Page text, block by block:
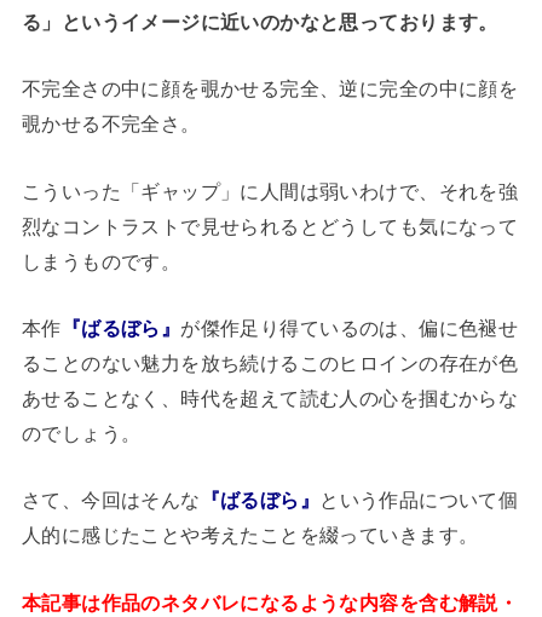
る」というイメージに近いのかなと思っております。
不完全さの中に顔を覗かせる完全、逆に完全の中に顔を
覗かせる不完全さ。
こういった「ギャップ」に人間は弱いわけで、それを強
烈なコントラストで見せられるとどうしても気になって
しまうものです。
本作 『ばるぼら』 が傑作足り得ているのは、偏に色褪せ
ることのない魅力を放ち続けるこのヒロインの存在が色
あせることなく、時代を超えて読む人の心を掴むからな
のでしょう。
さて、今回はそんな 『ばるぼら』
という作品について個
人的に感じたことや考えたことを綴っていきます。
本記事は作品のネタバレになるような内容を含む解説・